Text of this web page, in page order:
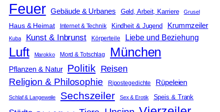
Feuer Gebäude & Urbanes Geld, Arbeit, Karriere Grusel
Haus & Heimat Internet & Technik Kindheit & Jugend Krummzeiler
Kuba Kunst & Inbrunst Körperteile Liebe und Beziehung
Luft Marokko Mord & Totschlag München
Pflanzen & Natur Politik Reisen
Religion & Philosophie Ripostegedichte Rüpeleien
Schlaf & Langeweile Sechszeiler Sex & Erotik Speis & Trank